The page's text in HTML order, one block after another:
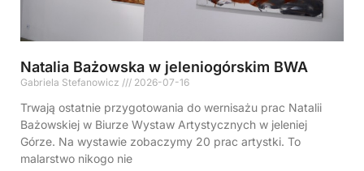
Natalia Bażowska w jeleniogórskim BWA
Gabriela Stefanowicz 2026-07-16
Trwają ostatnie przygotowania do wernisażu prac Natalii
Bażowskiej w Biurze Wystaw Artystycznych w jeleniej
Górze. Na wystawie zobaczymy 20 prac artystki. To
malarstwo nikogo nie